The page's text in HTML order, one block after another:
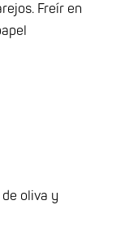
Freír en
oliva y